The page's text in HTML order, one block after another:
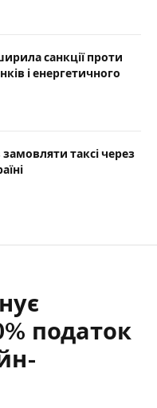
санкції проти
і енергетичного
таксі через
податок